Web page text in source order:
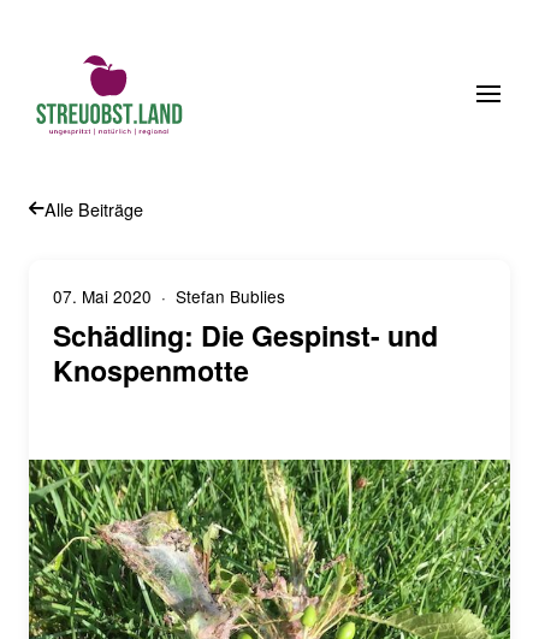
Alle Beiträge
07. Mai 2020 · Stefan Bublies
Schädling: Die Gespinst- und
Knospenmotte